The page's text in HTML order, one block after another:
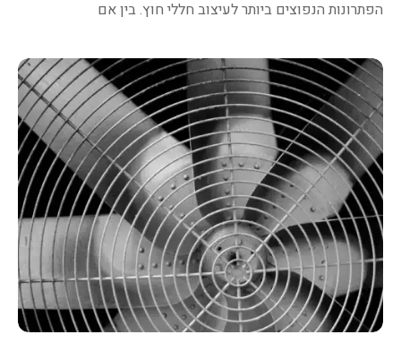
הפתרונות הנפוצים ביותר לעיצוב חללי חוץ. בין אם